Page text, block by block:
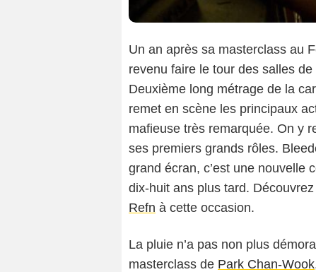
Un an après sa masterclass au
revenu faire le tour des salles
Deuxième long métrage de la
remet en scène les principaux
mafieuse très remarquée. On y
ses premiers grands rôles.
grand écran, c’est une nouvelle
dix-huit ans plus tard. Découvrez
Refn à cette occasion.
La pluie n’a pas non plus
masterclass de Park Chan-Wook